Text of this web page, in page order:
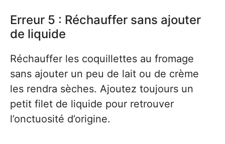
Erreur 5 : Réchauffer sans ajouter
de liquide
Réchauffer les coquillettes au fromage
sans ajouter un peu de lait ou de crème
les rendra sèches. Ajoutez toujours un
petit filet de liquide pour retrouver
l’onctuosité d’origine.